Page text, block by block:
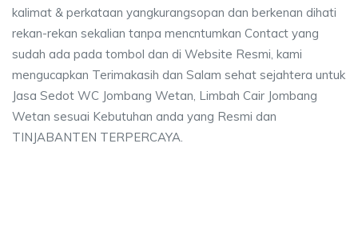
kalimat & perkataan yangkurangsopan dan berkenan dihati
rekan-rekan sekalian tanpa mencntumkan Contact yang
sudah ada pada tombol dan di Website Resmi, kami
mengucapkan Terimakasih dan Salam sehat sejahtera untuk
Jasa Sedot WC Jombang Wetan, Limbah Cair Jombang
Wetan sesuai Kebutuhan anda yang Resmi dan
TINJABANTEN TERPERCAYA.